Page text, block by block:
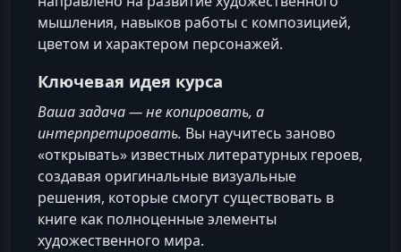
мышления, навыков работы с композицией,
цветом и характером персонажей.
Ключевая идея курса
Ваша задача — не копировать, а
интерпретировать. Вы научитесь заново
«открывать» известных литературных героев,
создавая оригинальные визуальные
решения, которые смогут существовать в
книге как полноценные элементы
художественного мира.